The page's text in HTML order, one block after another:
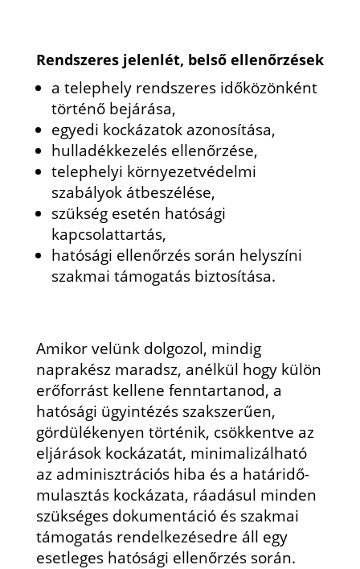
Rendszeres jelenlét, belső ellenőrzések
a telephely rendszeres időközönként
történő bejárása,
egyedi kockázatok azonosítása,
hulladékkezelés ellenőrzése,
telephelyi környezetvédelmi
szabályok átbeszélése,
szükség esetén hatósági
kapcsolattartás,
hatósági ellenőrzés során helyszíni
szakmai támogatás biztosítása.
Amikor velünk dolgozol, mindig
naprakész maradsz, anélkül hogy külön
erőforrást kellene fenntartanod, a
hatósági ügyintézés szakszerűen,
gördülékenyen történik, csökkentve az
eljárások kockázatát, minimalizálható
az adminisztrációs hiba és a határidő-
mulasztás kockázata, ráadásul minden
szükséges dokumentáció és szakmai
támogatás rendelkezésedre áll egy
esetleges hatósági ellenőrzés során.